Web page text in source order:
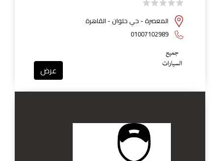
المعصرة - حي حلوان - القاهرة
01007102989
عرض